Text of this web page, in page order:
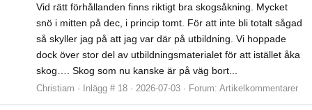
Vid rätt förhållanden finns riktigt bra skogsåkning. Mycket
snö i mitten på dec, i princip tomt. För att inte bli totalt sågad
så skyller jag på att jag var där på utbildning. Vi hoppade
dock över stor del av utbildningsmaterialet för att istället åka
skog…. Skog som nu kanske är på väg bort...
Christiam Inlägg # 18 2026-07-03 Forum: Artikelkommentarer